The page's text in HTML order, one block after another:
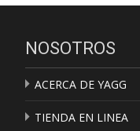
NOSOTROS
ACERCA DE YAGG
TIENDA EN LINEA